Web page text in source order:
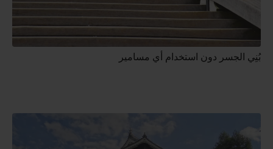
بُنِي الجسر دون استخدام أي مسامير